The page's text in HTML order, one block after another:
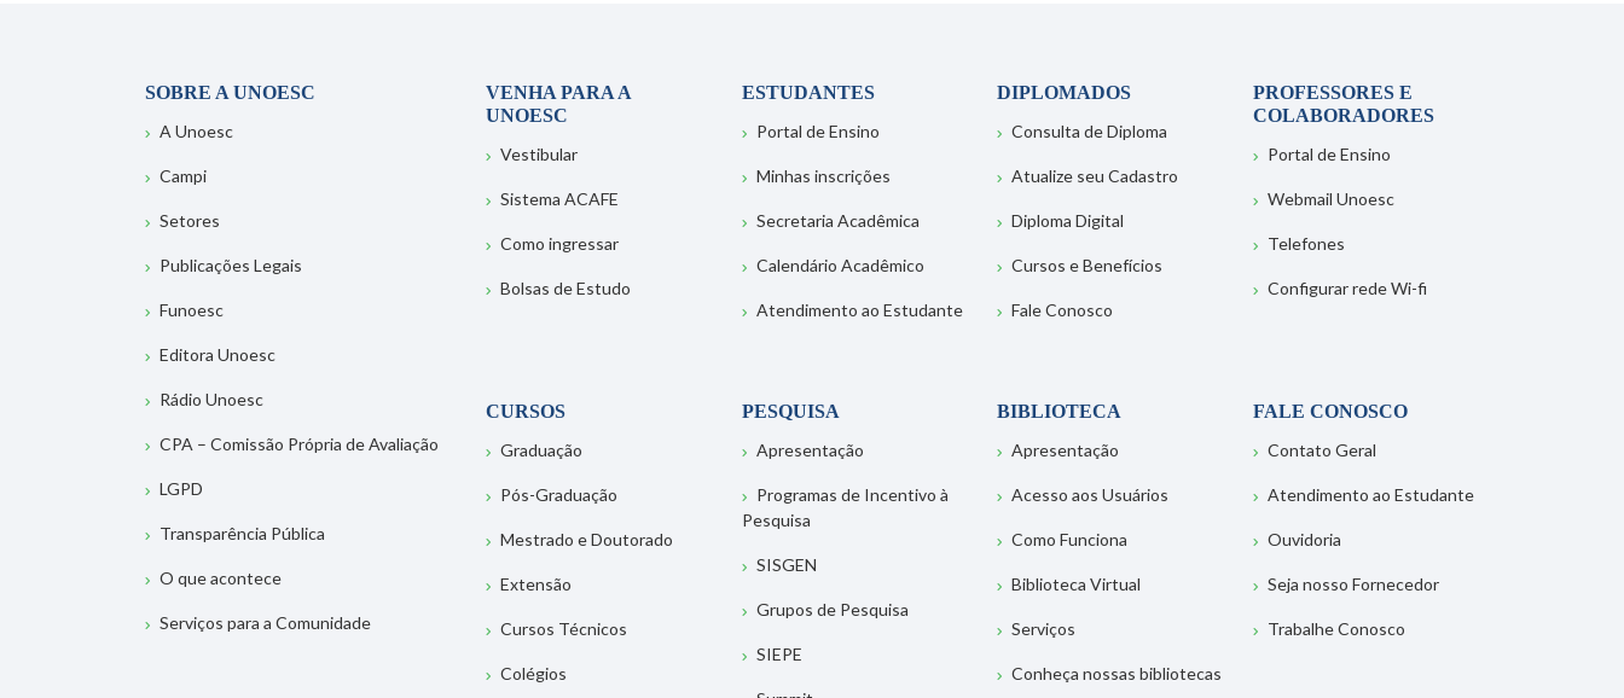
SOBRE A UNOESC
A Unoesc
Campi
Setores
Publicações Legais
Funoesc
Editora Unoesc
Rádio Unoesc
CPA – Comissão Própria de Avaliação
LGPD
Transparência Pública
O que acontece
Serviços para a Comunidade
VENHA PARA A
UNOESC
Vestibular
Sistema ACAFE
Como ingressar
Bolsas de Estudo
ESTUDANTES
Portal de Ensino
Minhas inscrições
Secretaria Acadêmica
Calendário Acadêmico
Atendimento ao Estudante
DIPLOMADOS
Consulta de Diploma
Atualize seu Cadastro
Diploma Digital
Cursos e Benefícios
Fale Conosco
PROFESSORES E
COLABORADORES
Portal de Ensino
Webmail Unoesc
Telefones
Configurar rede Wi-fi
CURSOS
Graduação
Pós-Graduação
Mestrado e Doutorado
Extensão
Cursos Técnicos
Colégios
PESQUISA
Apresentação
Programas de Incentivo à
Pesquisa
SISGEN
Grupos de Pesquisa
SIEPE
BIBLIOTECA
Apresentação
Acesso aos Usuários
Como Funciona
Biblioteca Virtual
Serviços
Conheça nossas bibliotecas
FALE CONOSCO
Contato Geral
Atendimento ao Estudante
Ouvidoria
Seja nosso Fornecedor
Trabalhe Conosco